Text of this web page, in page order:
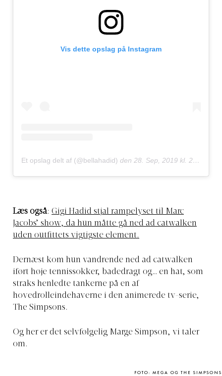
Vis dette opslag på Instagram
Et opslag delt af (@bellahadid) den 28. Sep, 2019 kl. 2.22 PDT
Læs også: Gigi Hadid stjal rampelyset til Marc
Jacobs’ show, da hun måtte gå ned ad catwalken
uden outfittets vigtigste element.
Dernæst kom hun vandrende ned ad catwalken
iført høje tennissokker, badedragt og… en hat, som
straks henledte tankerne på en af
hovedrolleindehaverne i den animerede tv-serie,
The Simpsons.
Og her er det selvfølgelig Marge Simpson, vi taler
om.
FOTO: MEGA OG THE SIMPSONS